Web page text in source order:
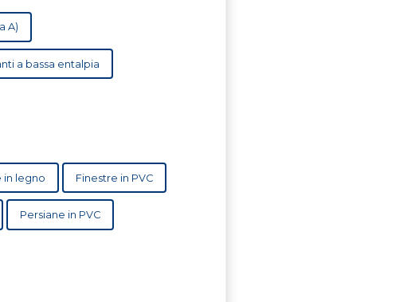
A)
Caldaie/Impianti a bassa entalpia
in legno Finestre in PVC
Persiane in PVC